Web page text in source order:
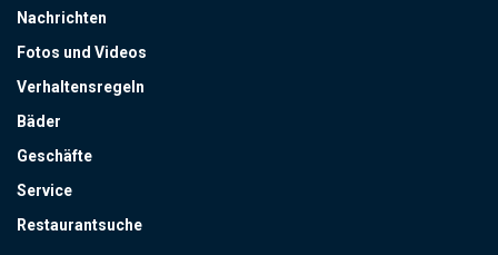
Nachrichten
Fotos und Videos
Verhaltensregeln
Bäder
Geschäfte
Service
Restaurantsuche